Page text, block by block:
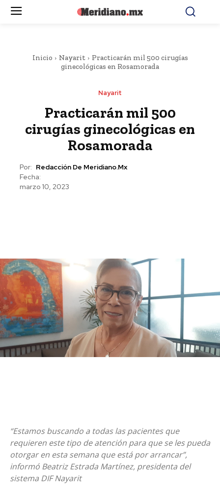
Inicio Nayarit
Practicarán mil 500 cirugías
ginecológicas en Rosamorada
Nayarit
Practicarán mil 500
cirugías ginecológicas en
Rosamorada
Por: Redacción De Meridiano.mx
Fecha:
marzo 10, 2023
“Estamos buscando a todas las pacientes que
requieren este tipo de atención para que se les pueda
otorgar en esta semana que está por arrancar”,
informó Beatriz Estrada Martínez, presidenta del
sistema DIF Nayarit